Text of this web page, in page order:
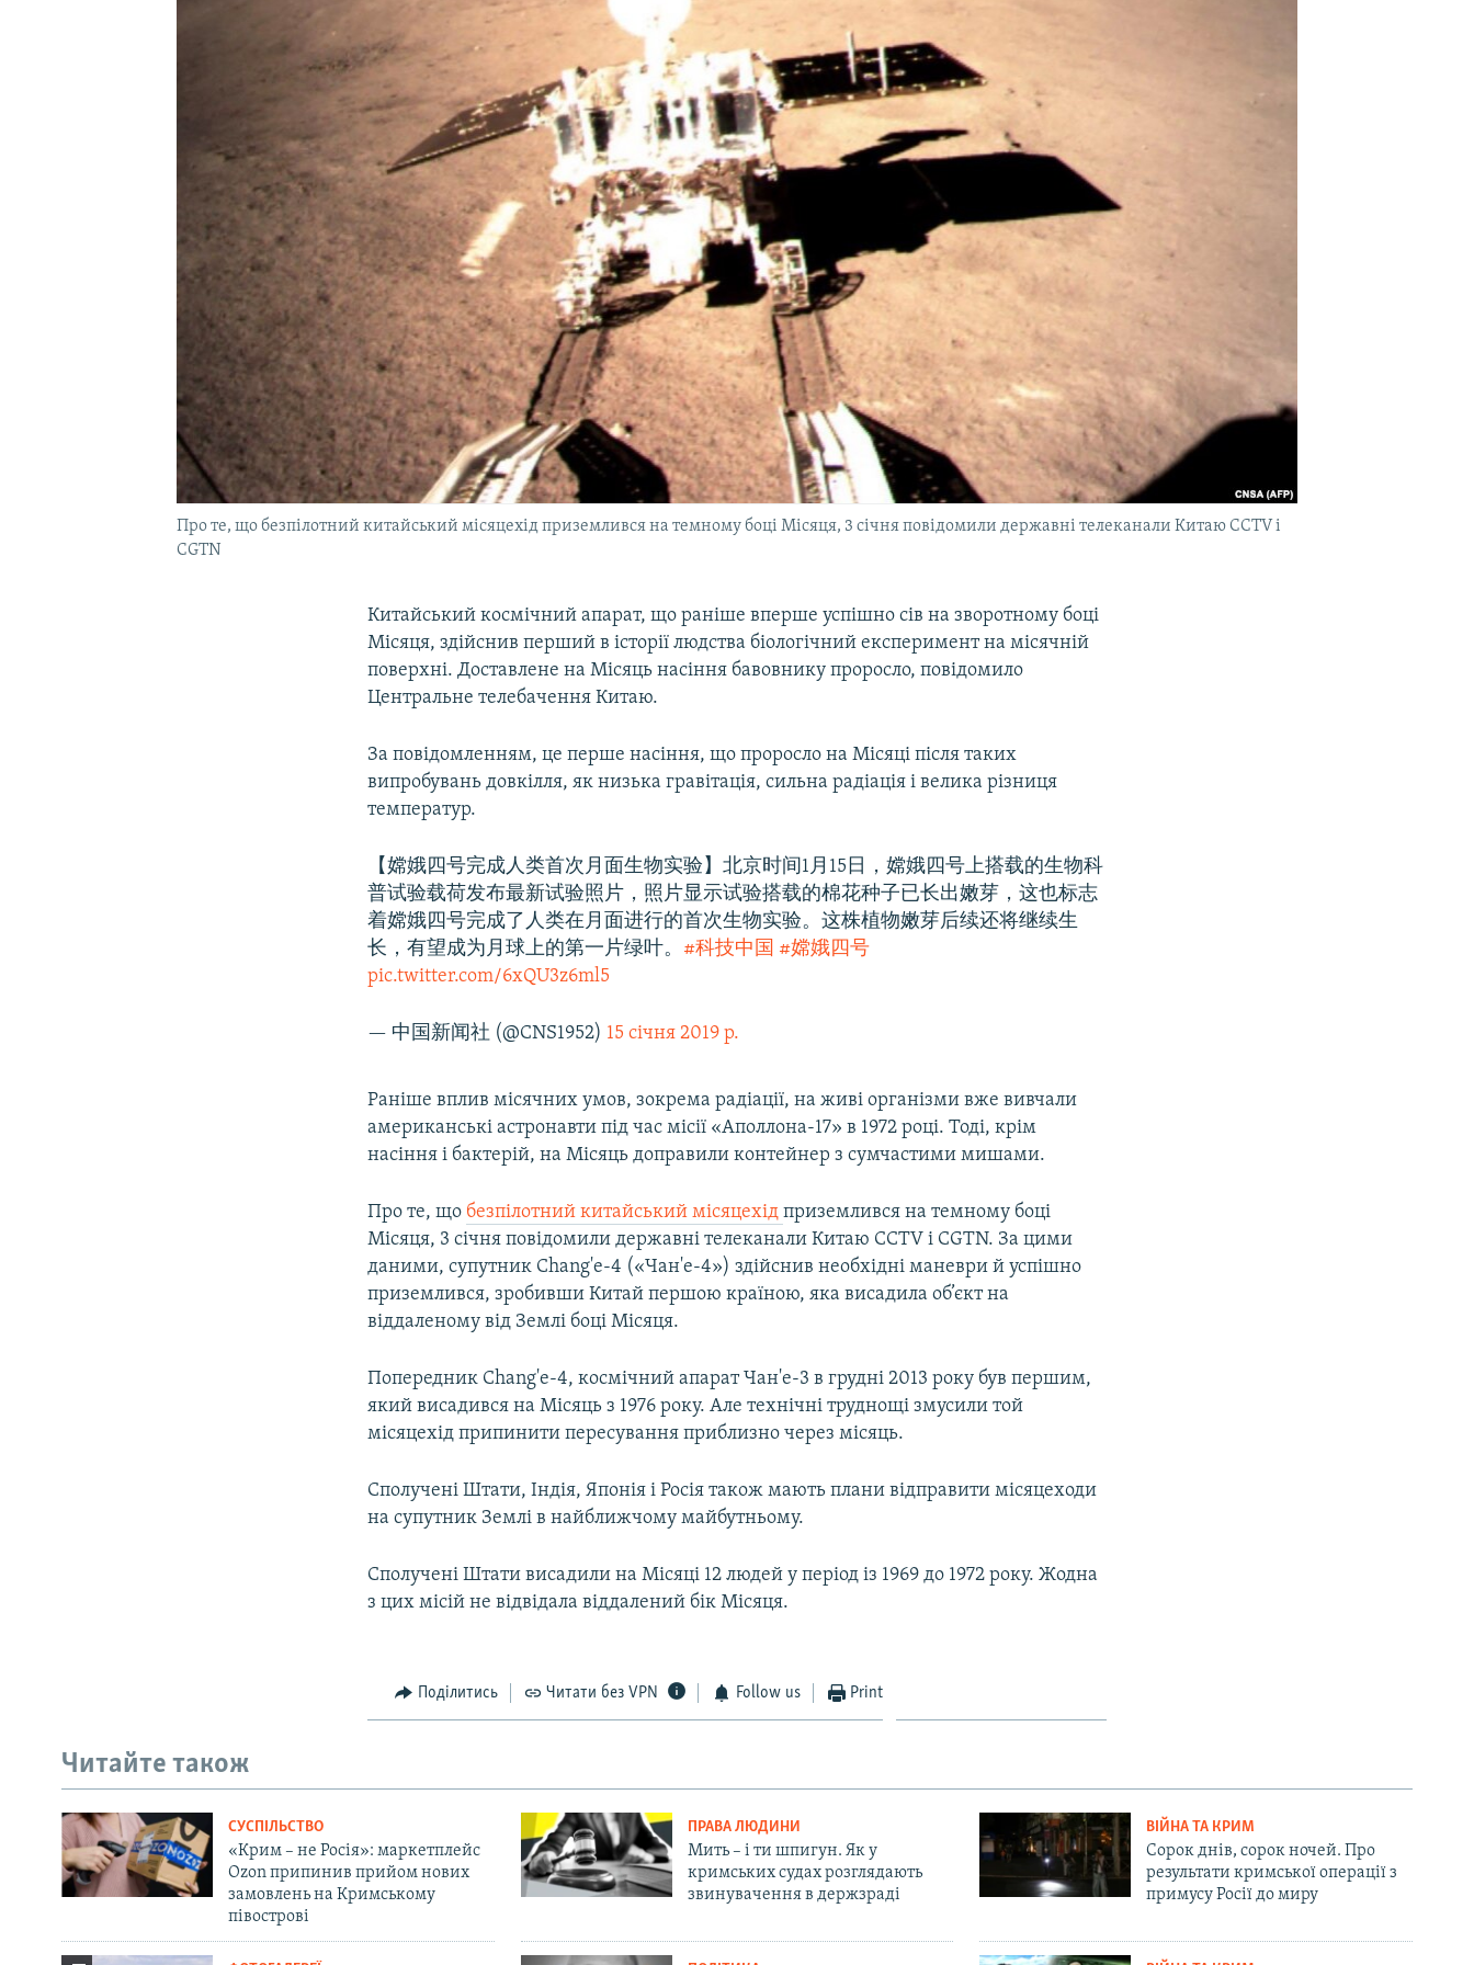
Про те, що безпілотний китайський місяцехід приземлився на темному боці Місяця, 3 січня повідомили державні телеканали Китаю CCTV і
CGTN
Китайський космічний апарат, що раніше вперше успішно сів на зворотному боці
Місяця, здійснив перший в історії людства біологічний експеримент на місячній
поверхні. Доставлене на Місяць насіння бавовнику проросло, повідомило
Центральне телебачення Китаю.
За повідомленням, це перше насіння, що проросло на Місяці після таких
випробувань довкілля, як низька гравітація, сильна радіація і велика різниця
температур.
【嫦娥四号完成人类首次月面生物实验】北京时间1月15日，嫦娥四号上搭载的生物科
普试验载荷发布最新试验照片，照片显示试验搭载的棉花种子已长出嫩芽，这也标志
着嫦娥四号完成了人类在月面进行的首次生物实验。这株植物嫩芽后续还将继续生
长，有望成为月球上的第一片绿叶。 #科技中国 #嫦娥四号
pic.twitter.com/6xQU3z6ml5
— 中国新闻社 (@CNS1952) 15 січня 2019 р.
Раніше вплив місячних умов, зокрема радіації, на живі організми вже вивчали
американські астронавти під час місії «Аполлона-17» в 1972 році. Тоді, крім
насіння і бактерій, на Місяць доправили контейнер з сумчастими мишами.
Про те, що безпілотний китайський місяцехідприземлився на темному боці
Місяця, 3 січня повідомили державні телеканали Китаю CCTV і CGTN. За цими
даними, супутник Chang'e-4 («Чан'е-4») здійснив необхідні маневри й успішно
приземлився, зробивши Китай першою країною, яка висадила об’єкт на
віддаленому від Землі боці Місяця.
Попередник Chang'e-4, космічний апарат Чан'е-3 в грудні 2013 року був першим,
який висадився на Місяць з 1976 року. Але технічні труднощі змусили той
місяцехід припинити пересування приблизно через місяць.
Сполучені Штати, Індія, Японія і Росія також мають плани відправити місяцеходи
на супутник Землі в найближчому майбутньому.
Сполучені Штати висадили на Місяці 12 людей у період із 1969 до 1972 року. Жодна
з цих місій не відвідала віддалений бік Місяця.
Поділитись Читати без VPN Follow us Print
Читайте також
СУСПІЛЬСТВО
«Крим – не Росія»: маркетплейс
Ozon припинив прийом нових
замовлень на Кримському
півострові
ПРАВА ЛЮДИНИ
Мить – і ти шпигун. Як у
кримських судах розглядають
звинувачення в держзраді
ВІЙНА ТА КРИМ
Сорок днів, сорок ночей. Про
результати кримської операції з
примусу Росії до миру